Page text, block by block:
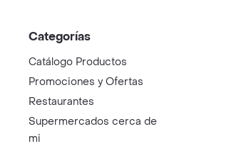
Categorías
Catálogo Productos
Promociones y Ofertas
Restaurantes
Supermercados cerca de
mi